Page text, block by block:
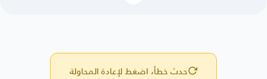
حدث خطأ، اضغط لإعادة المحاولة